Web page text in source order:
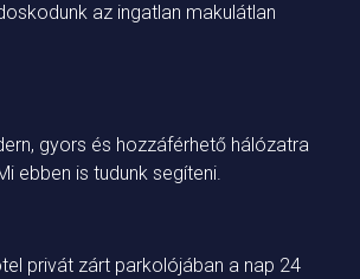
az ingatlan makulátlan
gyors és hozzáférhető hálózatra
ebben is tudunk segíteni.
privát zárt parkolójában a nap 24